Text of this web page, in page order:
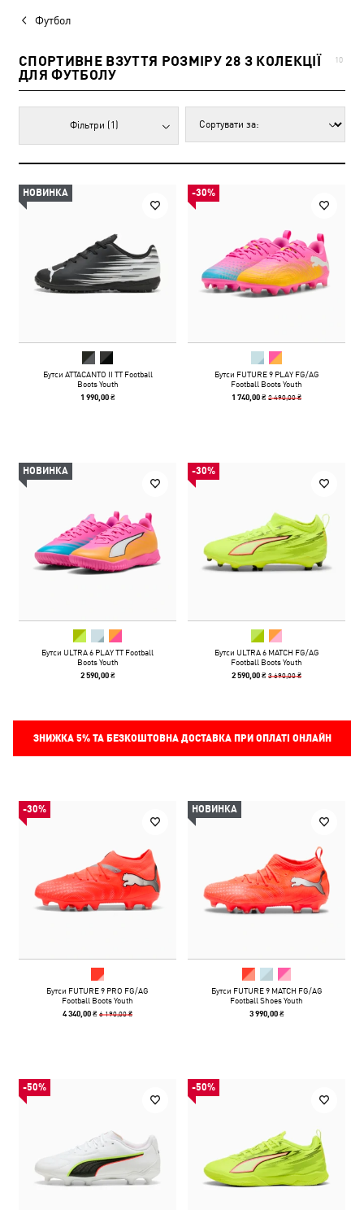
Футбол
СПОРТИВНЕ ВЗУТТЯ РОЗМІРУ 28 З КОЛЕКЦІЇ
ДЛЯ ФУТБОЛУ
10
Фільтри (1)
НОВИНКА
Бутси ATTACANTO II TT Football
Boots Youth
1 990,00 ₴
-30%
Бутси FUTURE 9 PLAY FG/AG
Football Boots Youth
1 740,00 ₴2 490,00 ₴
НОВИНКА
Бутси ULTRA 6 PLAY TT Football
Boots Youth
2 590,00 ₴
-30%
Бутси ULTRA 6 MATCH FG/AG
Football Boots Youth
2 590,00 ₴3 690,00 ₴
ЗНИЖКА 5%ТА БЕЗКОШТОВНА ДОСТАВКА ПРИ ОПЛАТІ ОНЛАЙН
-30%
Бутси FUTURE 9 PRO FG/AG
Football Boots Youth
4 340,00 ₴6 190,00 ₴
НОВИНКА
Бутси FUTURE 9 MATCH FG/AG
Football Shoes Youth
3 990,00 ₴
-50% -50%